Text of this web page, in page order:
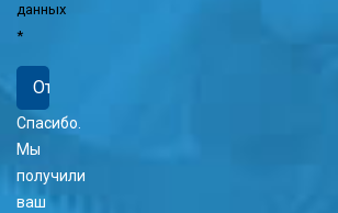
данных
*
Спасибо.
Мы
получили
ваш